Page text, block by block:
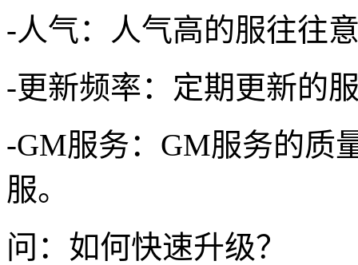
-人气：人气高的服往往
-更新频率：定期更新的
-GM服务：GM服务的质
服。
问：如何快速升级？